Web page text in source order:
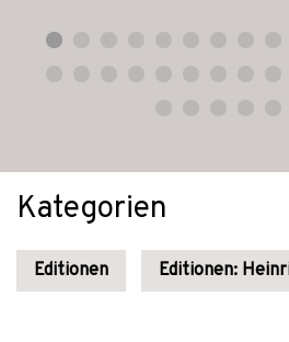
Kategorien
Editionen Editionen: